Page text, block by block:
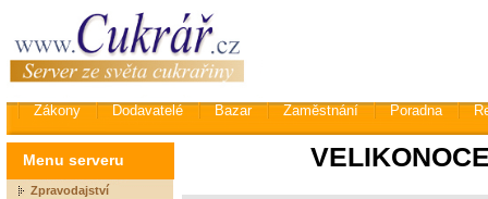
Zákony Dodavatelé Bazar Zaměstnání Poradna
Menu serveru
Zpravodajství